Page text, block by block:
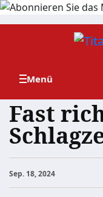
Zum
Fast
Sep. 18, 2024